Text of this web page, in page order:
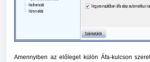
Amennyiben az előleget külön Áfa-kulcson